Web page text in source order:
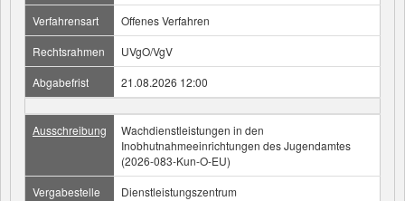
Verfahrensart
Offenes Verfahren
Rechtsrahmen
UVgO/VgV
Abgabefrist
21.08.2026 12:00
Ausschreibung
Wachdienstleistungen in den
Inobhutnahmeeinrichtungen des Jugendamtes
(2026-083-Kun-O-EU)
Vergabestelle
Dienstleistungszentrum